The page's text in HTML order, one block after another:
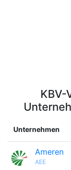
KBV-
Unternehmen
Ameren
AEE